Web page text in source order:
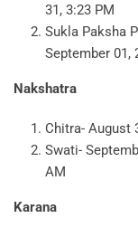
31, 3:23 PM
Sukla Paksha
September 01,
Nakshatra
Chitra- August
Swati-
AM
Karana